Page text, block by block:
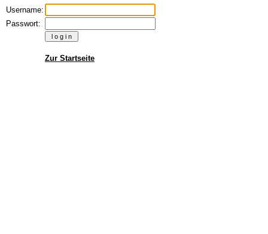
Username:
Passwort:
Zur Startseite